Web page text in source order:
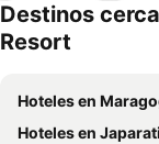
Destinos
Resort
Hoteles en
Hoteles en